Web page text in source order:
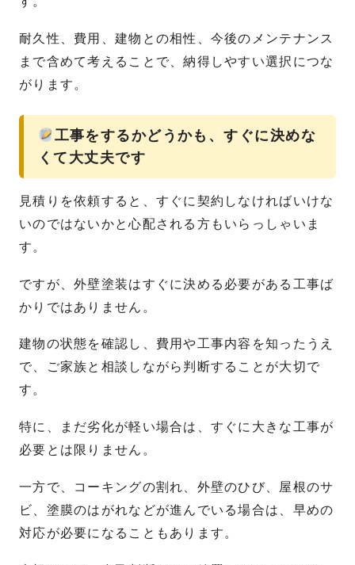
耐久性、費用、建物との相性、今後のメンテナンス
まで含めて考えることで、納得しやすい選択につな
がります。
工事をするかどうかも、すぐに決めな
くて大丈夫です
見積りを依頼すると、すぐに契約しなければいけな
いのではないかと心配される方もいらっしゃいま
す。
ですが、外壁塗装はすぐに決める必要がある工事ば
かりではありません。
建物の状態を確認し、費用や工事内容を知ったうえ
で、ご家族と相談しながら判断することが大切で
す。
特に、まだ劣化が軽い場合は、すぐに大きな工事が
必要とは限りません。
一方で、コーキングの割れ、外壁のひび、屋根のサ
ビ、塗膜のはがれなどが進んでいる場合は、早めの
対応が必要になることもあります。